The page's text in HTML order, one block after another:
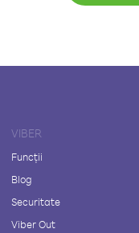
VIBER
Funcții
Blog
Securitate
Viber Out